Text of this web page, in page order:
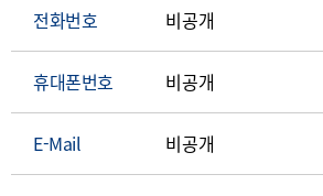
전화번호 비공개
휴대폰번호 비공개
E-Mail 비공개